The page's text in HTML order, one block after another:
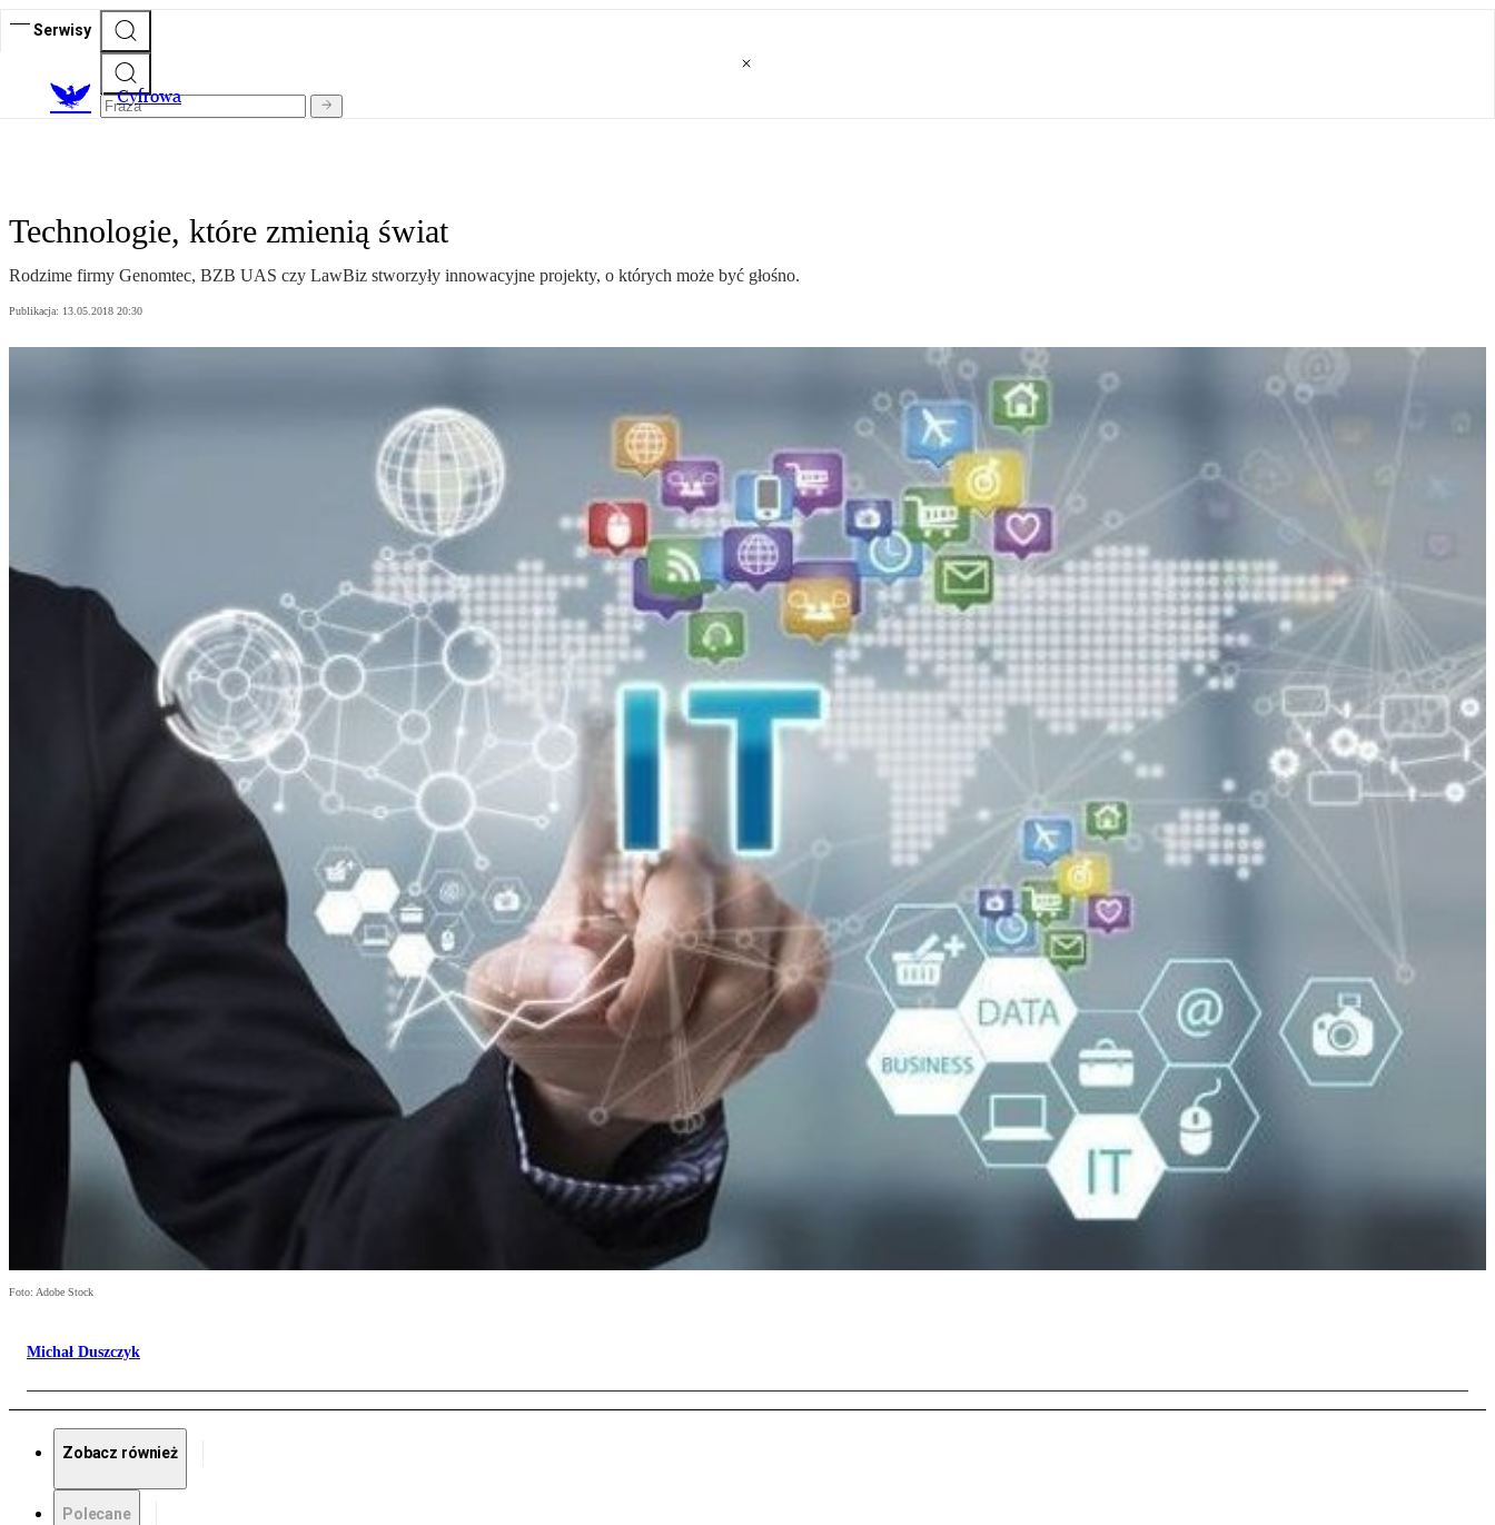
Serwisy
Cyfrowa
Technologie, które zmienią świat
Rodzime firmy Genomtec, BZB UAS czy LawBiz stworzyły innowacyjne projekty, o których może być głośno.
Publikacja: 13.05.2018 20:30
Foto: Adobe Stock
Michał Duszczyk
Zobacz również
Polecane